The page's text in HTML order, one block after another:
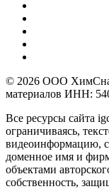
© 2026 ООО
материалов ИНН:
Все ресурсы сайта
ограничиваясь,
видеоинформацию,
доменное имя и
объектами
собственность,